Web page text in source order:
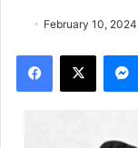
February 10, 2024
Facebook
X